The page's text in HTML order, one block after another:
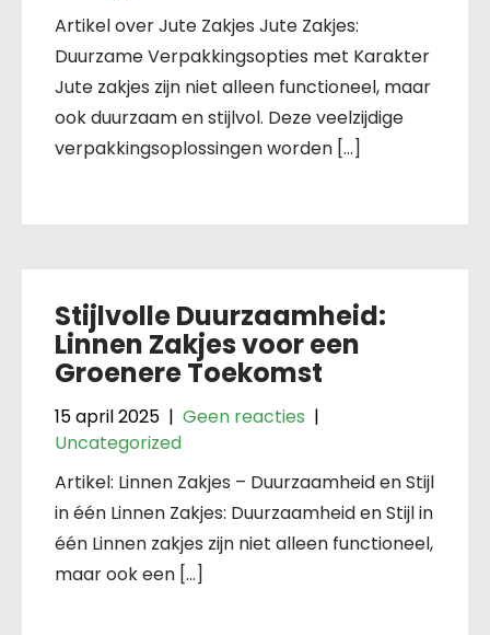
Artikel over Jute Zakjes Jute Zakjes:
Duurzame Verpakkingsopties met Karakter
Jute zakjes zijn niet alleen functioneel, maar
ook duurzaam en stijlvol. Deze veelzijdige
verpakkingsoplossingen worden […]
Stijlvolle Duurzaamheid:
Linnen Zakjes voor een
Groenere Toekomst
15 april 2025 | Geen reacties |
Uncategorized
Artikel: Linnen Zakjes – Duurzaamheid en Stijl
in één Linnen Zakjes: Duurzaamheid en Stijl in
één Linnen zakjes zijn niet alleen functioneel,
maar ook een […]